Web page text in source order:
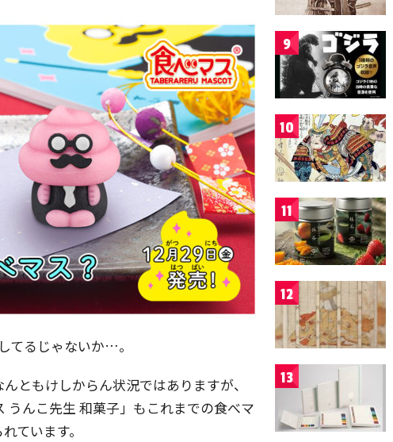
るじゃないか…。
ともけしからん状況ではありますが、
んこ先生 和菓子」もこれまでの食べマ
ています。
9
10
11
12
13